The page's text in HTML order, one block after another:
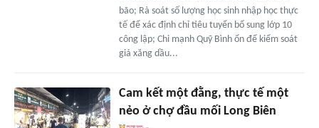
bão; Rà soát số lượng học sinh nhập học thực
tế để xác định chỉ tiêu tuyển bổ sung lớp 10
công lập; Chi mạnh Quỹ Bình ổn để kiểm soát
giá xăng dầu...
Cam kết một đằng, thực tế một
nẻo ở chợ đầu mối Long Biên